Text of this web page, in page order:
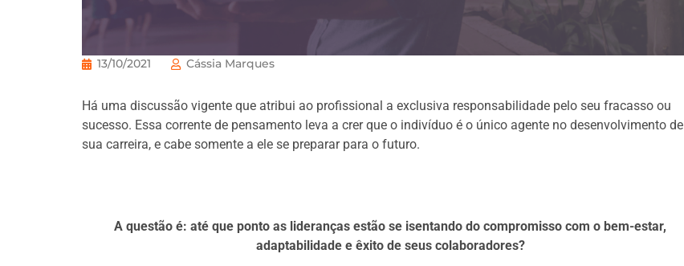
13/10/2021 Cássia Marques
Há uma discussão vigente que atribui ao profissional a exclusiva responsabilidade pelo seu fracasso ou
sucesso. Essa corrente de pensamento leva a crer que o indivíduo é o único agente no desenvolvimento de
sua carreira, e cabe somente a ele se preparar para o futuro.
A questão é: até que ponto as lideranças estão se isentando do compromisso com o bem-estar,
adaptabilidade e êxito de seus colaboradores?